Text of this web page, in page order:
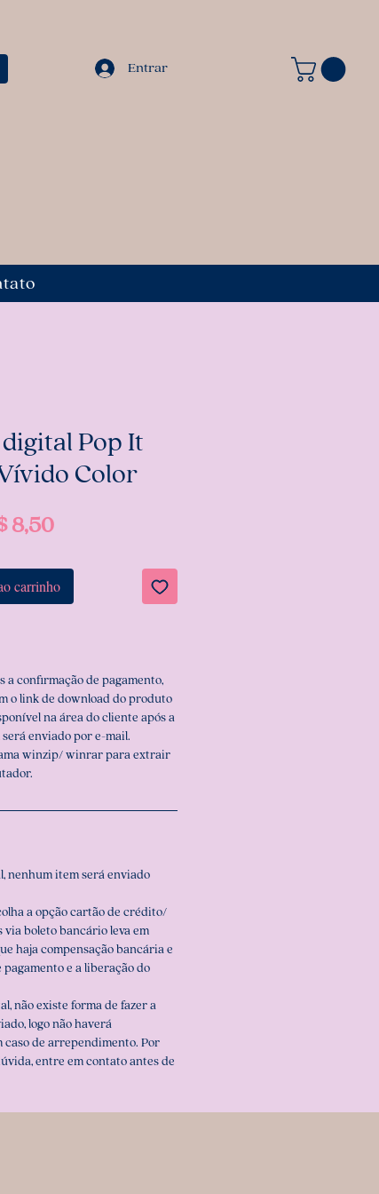
Entrar
Pop It
Color
8,50Preço
carrinho
a confirmação de pagamento,
o link de download do produto
na área do cliente após a
enviado por e-mail.
winzip/ winrar para extrair
nenhum item será enviado
a opção cartão de crédito/
via boleto bancário leva em
haja compensação bancária e
e a liberação do
não existe forma de fazer a
logo não haverá
caso de arrependimento. Por
entre em contato antes de